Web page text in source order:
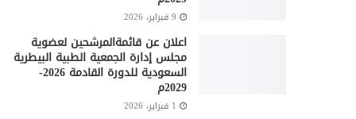
9 فبراير، 2026
اعلان عن قائمةالمرشحين لعضوية
مجلس إدارة الجمعية الطبية البيطرية
السعودية للدورة القادمة 2026-
2029م
1 فبراير، 2026